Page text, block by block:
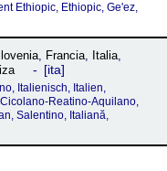
Ethiopic, Ethiopic, Ge'ez,
, Francia, Italia,
ita
Italienisch, Italien,
Reatino-Aquilano,
Salentino, Italiană,